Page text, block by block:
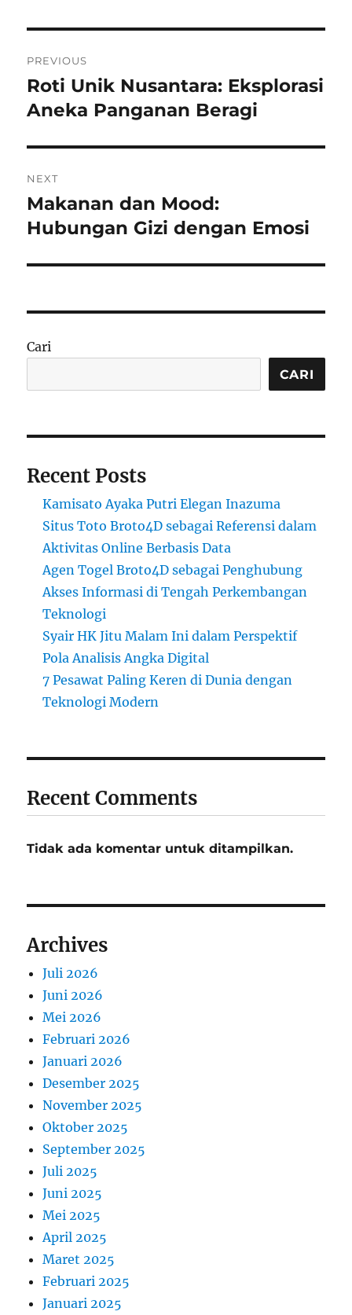
pos
PREVIOUS
Previous
post:
Roti Unik Nusantara: Eksplorasi
Aneka Panganan Beragi
NEXT
Next
post:
Makanan dan Mood:
Hubungan Gizi dengan Emosi
Cari
CARI
Recent Posts
Kamisato Ayaka Putri Elegan Inazuma
Situs Toto Broto4D sebagai Referensi dalam
Aktivitas Online Berbasis Data
Agen Togel Broto4D sebagai Penghubung
Akses Informasi di Tengah Perkembangan
Teknologi
Syair HK Jitu Malam Ini dalam Perspektif
Pola Analisis Angka Digital
7 Pesawat Paling Keren di Dunia dengan
Teknologi Modern
Recent Comments
Tidak ada komentar untuk ditampilkan.
Archives
Juli 2026
Juni 2026
Mei 2026
Februari 2026
Januari 2026
Desember 2025
November 2025
Oktober 2025
September 2025
Juli 2025
Juni 2025
Mei 2025
April 2025
Maret 2025
Februari 2025
Januari 2025